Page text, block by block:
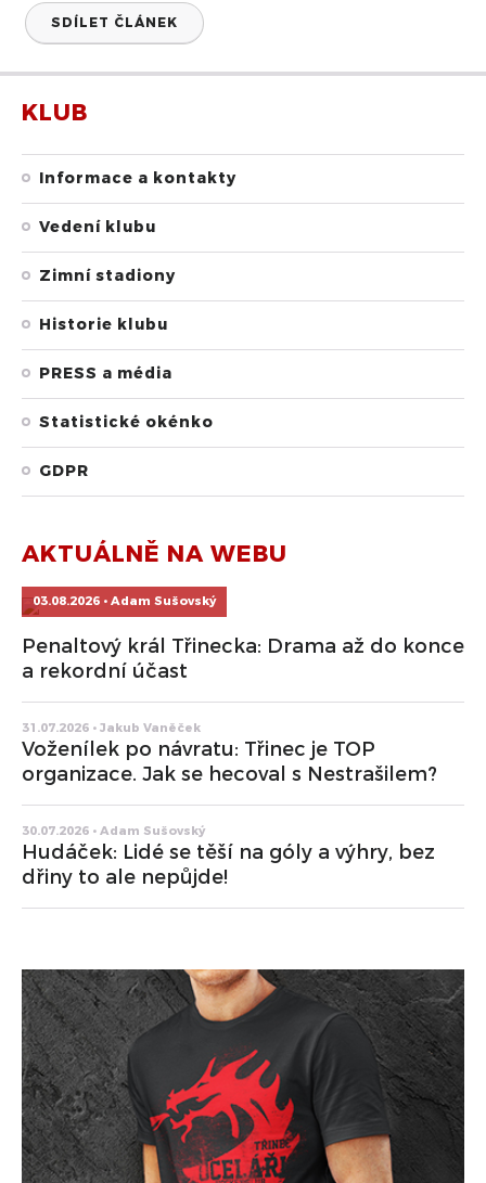
SDÍLET ČLÁNEK
KLUB
Informace a kontakty
Vedení klubu
Zimní stadiony
Historie klubu
PRESS a média
Statistické okénko
GDPR
AKTUÁLNĚ NA WEBU
03.08.2026 • Adam Sušovský
Penaltový král Třinecka: Drama až do konce
a rekordní účast
31.07.2026 • Jakub Vaněček
Voženílek po návratu: Třinec je TOP
organizace. Jak se hecoval s Nestrašilem?
30.07.2026 • Adam Sušovský
Hudáček: Lidé se těší na góly a výhry, bez
dřiny to ale nepůjde!